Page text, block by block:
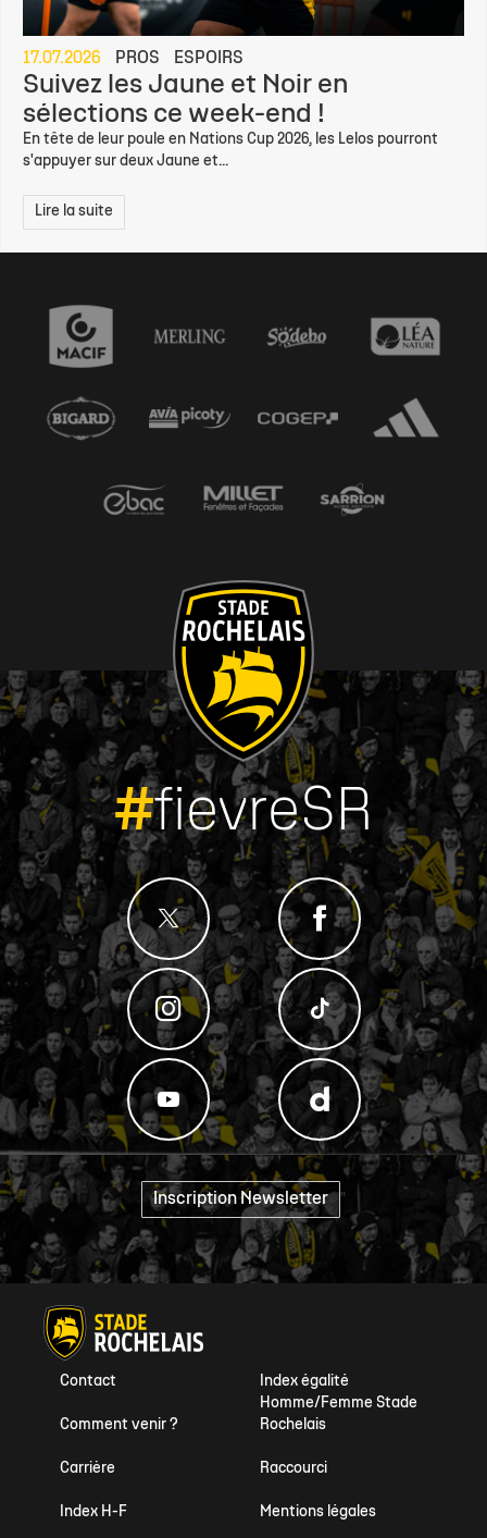
17.07.2026 PROS ESPOIRS
Suivez les Jaune et Noir en
sélections ce week-end !
En tête de leur poule en Nations Cup 2026, les Lelos pourront
s'appuyer sur deux Jaune et...
Lire la suite
#fievreSR
Inscription Newsletter "
Index égalité
Homme/Femme Stade
Rochelais
Contact
Comment venir ?
Raccourci
Carrière
Mentions légales
Index H-F